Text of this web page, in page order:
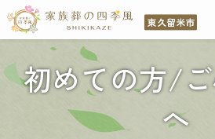
初めての方/
へ